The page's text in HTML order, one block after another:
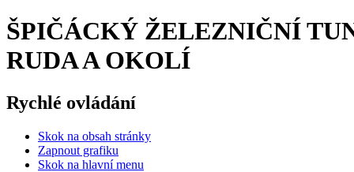
ŠPIČÁCKÝ ŽELEZNIČNÍ
RUDA A OKOLÍ
Rychlé ovládání
Skok na obsah stránky
Zapnout grafiku
Skok na hlavní menu